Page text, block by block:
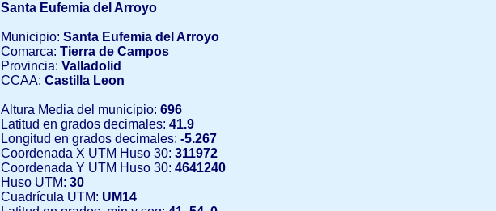
Santa Eufemia del Arroyo
Municipio: Santa Eufemia del Arroyo
Comarca: Tierra de Campos
Provincia: Valladolid
CCAA: Castilla Leon
Altura Media del municipio: 696
Latitud en grados decimales: 41.9
Longitud en grados decimales: -5.267
Coordenada X UTM Huso 30: 311972
Coordenada Y UTM Huso 30: 4641240
Huso UTM: 30
Cuadrícula UTM: UM14